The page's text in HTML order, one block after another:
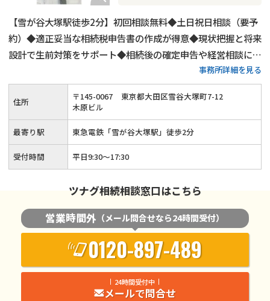
【雪が谷大塚駅徒歩2分】初回相談無料◆土日祝日相談（要予
約）◆適正妥当な相続税申告書の作成が得意◆現状把握と将来
設計で生前対策をサポート◆相続後の確定申告や経営相談にも
対応可能◆ベテラン税理士が相談から申告後のフォローまで対
応します。まずは相続税に関するお悩みをお聞かせください。
事務所詳細を見る
住所 〒145-0067
東京都大田区雪谷大塚町7-12
木原ビル
最寄り駅 東急電鉄「雪が谷大塚駅」徒歩2分
受付時間 平日9:30～17:30
ツナグ相続相談窓口はこちら
営業時間外 （メール問合せなら24時間受付）
0120-897-489
24時間受付中
メールで問合せ